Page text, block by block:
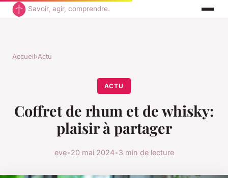
Savoir, agir, comprendre.
Accueil›Actu
ACTU
Coffret de rhum et de whisky:
plaisir à partager
eve•20 mai 2024•3 min de lecture